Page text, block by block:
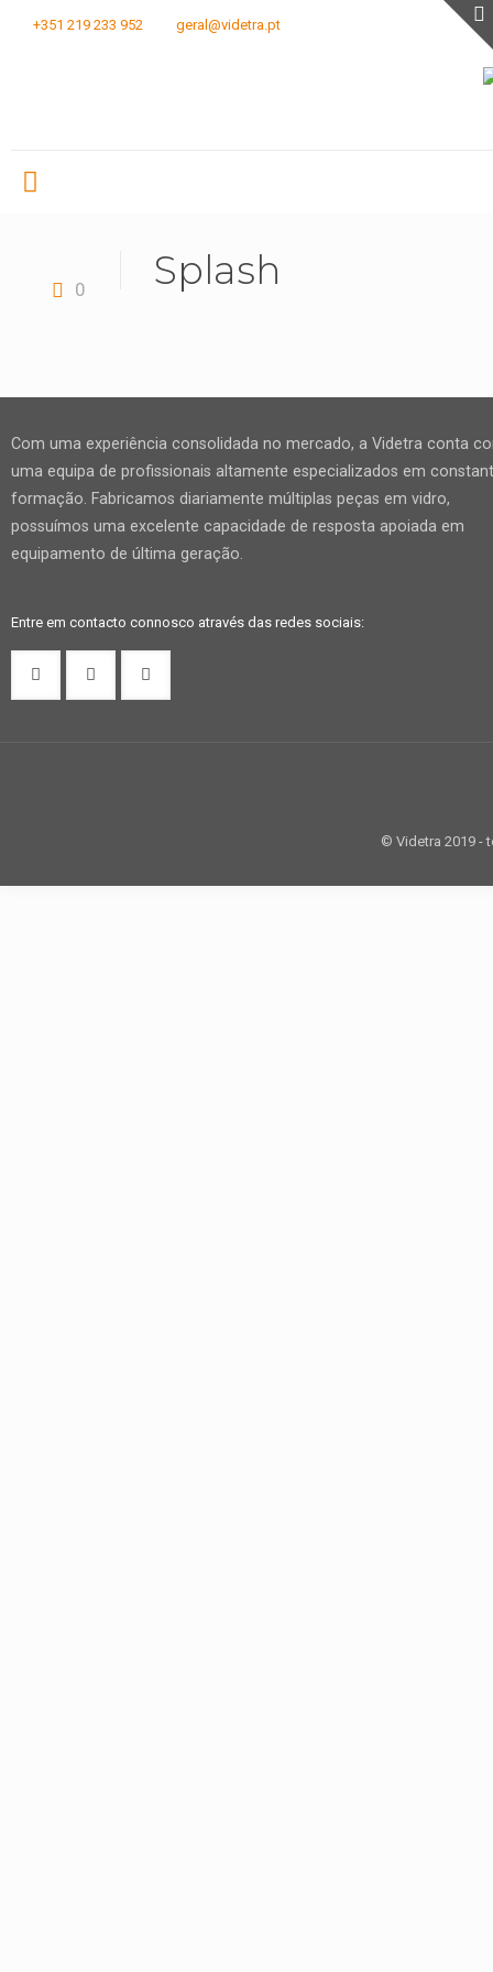
+351 219 233 952 geral@videtra.pt
0 Splash
Com uma experiência consolidada no mercado, a Videtra conta
uma equipa de profissionais altamente especializados em
formação. Fabricamos diariamente múltiplas peças em vidro,
possuímos uma excelente capacidade de resposta apoiada em
equipamento de última geração.
Entre em contacto connosco através das redes sociais:
© Videtra 2019 -